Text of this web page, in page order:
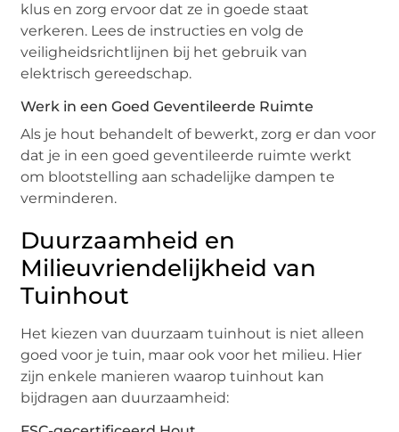
klus en zorg ervoor dat ze in goede staat
verkeren. Lees de instructies en volg de
veiligheidsrichtlijnen bij het gebruik van
elektrisch gereedschap.
Werk in een Goed Geventileerde Ruimte
Als je hout behandelt of bewerkt, zorg er dan voor
dat je in een goed geventileerde ruimte werkt
om blootstelling aan schadelijke dampen te
verminderen.
Duurzaamheid en
Milieuvriendelijkheid van
Tuinhout
Het kiezen van duurzaam tuinhout is niet alleen
goed voor je tuin, maar ook voor het milieu. Hier
zijn enkele manieren waarop tuinhout kan
bijdragen aan duurzaamheid: